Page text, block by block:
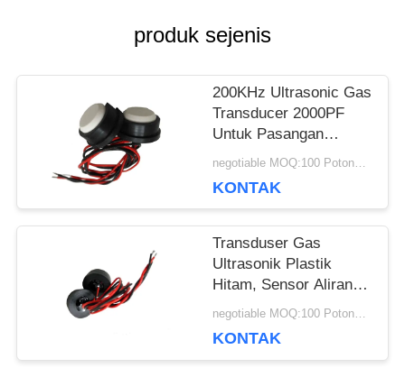
produk sejenis
200KHz Ultrasonic Gas
Transducer 2000PF
Untuk Pasangan
Menggunakan
negotiable MOQ:100 Potongan / potongan
KONTAK
Transduser Gas
Ultrasonik Plastik
Hitam, Sensor Aliran
Gas Ultrasonik 200KHz
negotiable MOQ:100 Potongan / potongan
KONTAK